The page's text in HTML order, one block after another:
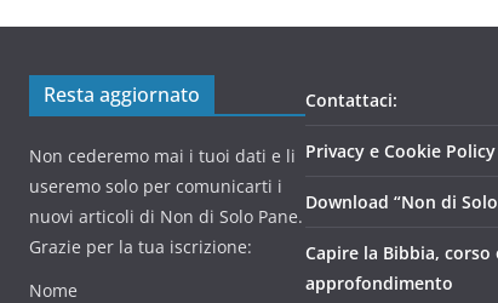
Resta aggiornato
Non cederemo mai i tuoi dati e li
useremo solo per comunicarti i
nuovi articoli di Non di Solo Pane.
Grazie per la tua iscrizione:
Nome
Contattaci:
Privacy e Cookie Policy
Download “Non di
Capire la Bibbia, corso
approfondimento